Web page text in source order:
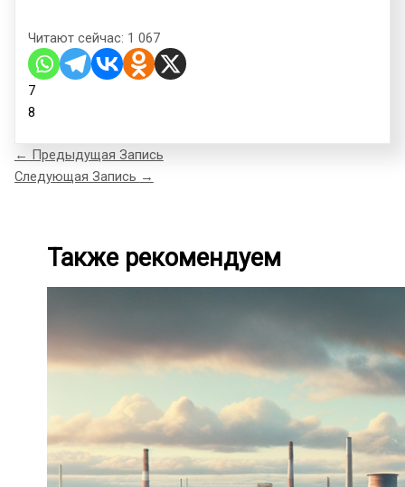
Читают сейчас: 1 067
7
8
← Предыдущая Запись
Следующая Запись →
Также рекомендуем